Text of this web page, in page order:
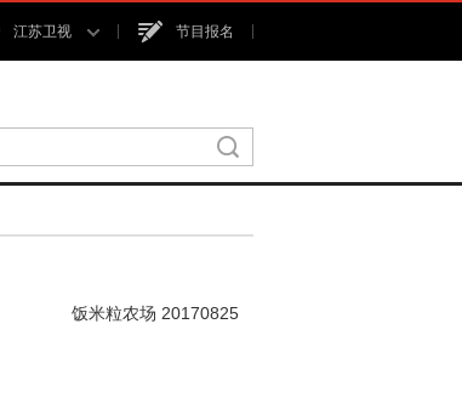
江苏卫视 节目报名
饭米粒农场 20170825